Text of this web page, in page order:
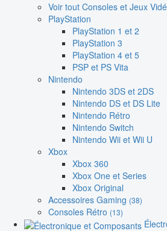
Voir tout Consoles et Jeux
PlayStation
PlayStation 1 et 2
PlayStation 3
PlayStation 4 et 5
PSP et PS Vita
Nintendo
Nintendo 3DS et 2DS
Nintendo DS et DS Lite
Nintendo Rétro
Nintendo Switch
Nintendo Wii et Wii U
Xbox
Xbox 360
Xbox One et Series
Xbox Original
Accessoires Gaming (38)
Consoles Rétro (13)